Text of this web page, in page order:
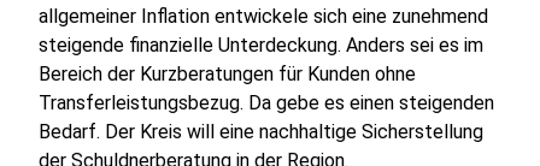
allgemeiner Inflation entwickele sich eine zunehmend
steigende finanzielle Unterdeckung. Anders sei es im
Bereich der Kurzberatungen für Kunden ohne
Transferleistungsbezug. Da gebe es einen steigenden
Bedarf. Der Kreis will eine nachhaltige Sicherstellung
der Schuldnerberatung in der Region.